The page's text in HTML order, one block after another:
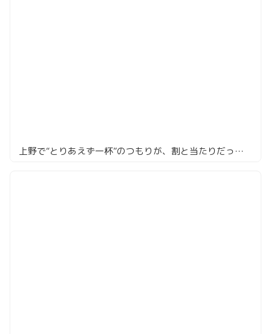
上野で“とりあえず一杯”のつもりが、割と当たりだった | 酒蔵 神田っ子